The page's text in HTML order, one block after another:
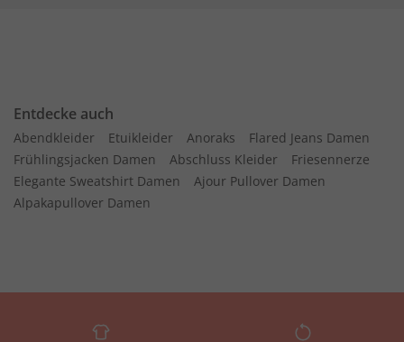
Entdecke auch
Abendkleider Etuikleider Anoraks
Flared Jeans Damen
Frühlingsjacken Damen
Abschluss Kleider
Friesennerze
Elegante Sweatshirt Damen
Ajour Pullover Damen
Alpakapullover Damen